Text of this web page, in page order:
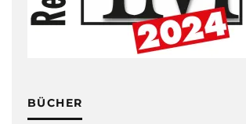
BÜCHER